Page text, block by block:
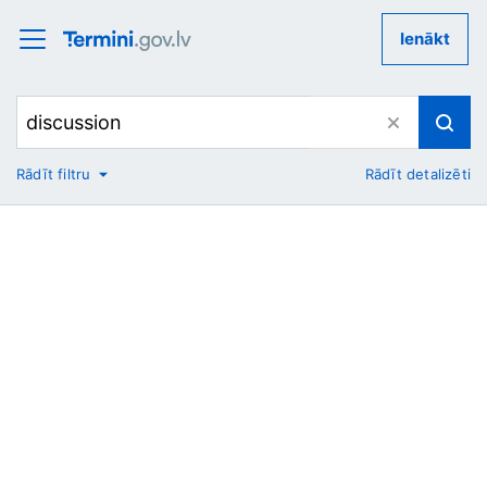
Ienākt
No
Rādīt filtru Rādīt detalizēti